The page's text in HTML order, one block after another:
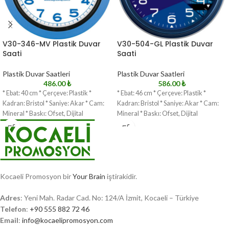
V30-346-MV Plastik Duvar
Saati
Plastik Duvar Saatleri
486.00₺
* Ebat: 40 cm * Çerçeve: Plastik *
Kadran: Bristol * Saniye: Akar * Cam:
Mineral * Baskı: Ofset, Dijital
V30-504-GL Plastik Duvar
Saati
Plastik Duvar Saatleri
586.00₺
* Ebat: 46 cm * Çerçeve: Plastik *
Kadran: Bristol * Saniye: Akar * Cam:
Mineral * Baskı: Ofset, Dijital
Kocaeli Promosyon birYour Brain iştirakidir.
Adres: Yeni Mah. Radar Cad. No: 124/A İzmit, Kocaeli – Türkiye
Telefon: +90 555 882 72 46
Email: info@kocaelipromosyon.com